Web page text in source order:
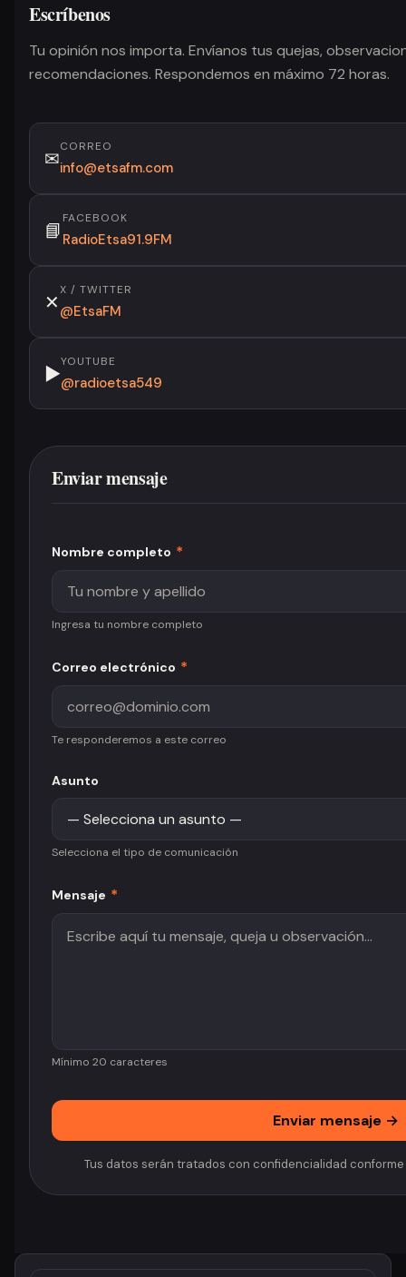
Escríbenos
Tu opinión nos importa. Envíanos tus quejas,
recomendaciones. Respondemos en máximo 72 horas.
✉
CORREO
info@etsafm.com
📘
FACEBOOK
RadioEtsa91.9FM
✕
X / TWITTER
@EtsaFM
▶
YOUTUBE
@radioetsa549
Enviar mensaje
Nombre completo *
Ingresa tu nombre completo
Correo electrónico *
Te responderemos a este correo
Asunto
Selecciona el tipo de comunicación
Mensaje *
Mínimo 20 caracteres
Enviar mensaje →
Tus datos serán tratados con confidencialidad